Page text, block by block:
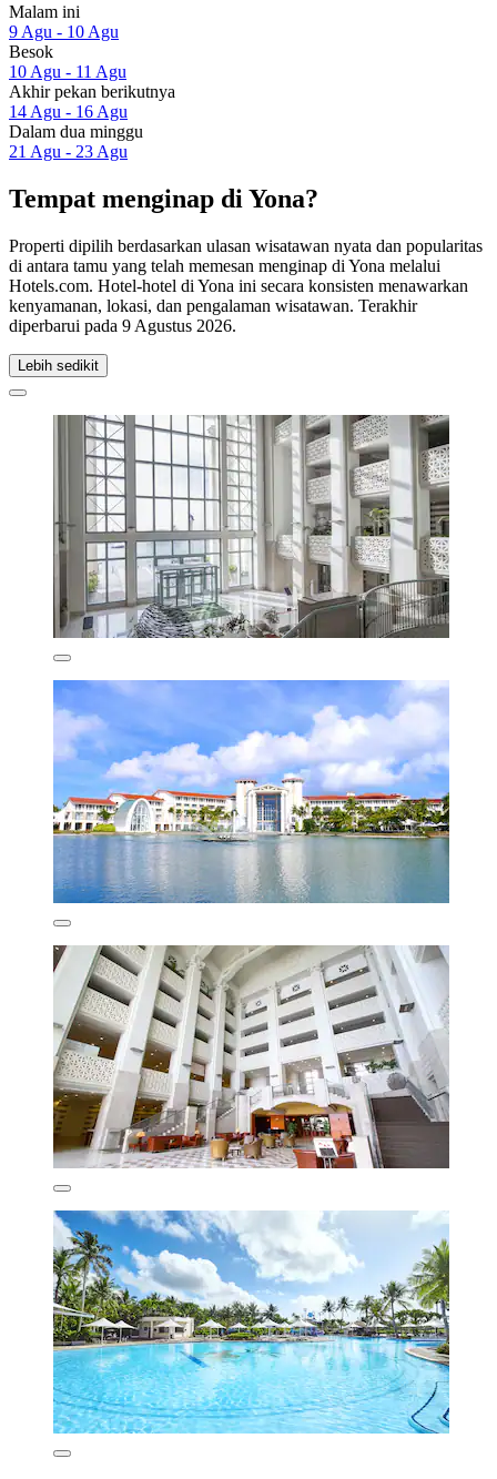
Malam ini
9 Agu - 10 Agu
Besok
10 Agu - 11 Agu
Akhir pekan berikutnya
14 Agu - 16 Agu
Dalam dua minggu
21 Agu - 23 Agu
Tempat menginap di Yona?
Properti dipilih berdasarkan ulasan wisatawan nyata dan popularitas
di antara tamu yang telah memesan menginap di Yona melalui
Hotels.com. Hotel-hotel di Yona ini secara konsisten menawarkan
kenyamanan, lokasi, dan pengalaman wisatawan. Terakhir
diperbarui pada 9 Agustus 2026.
Lebih sedikit